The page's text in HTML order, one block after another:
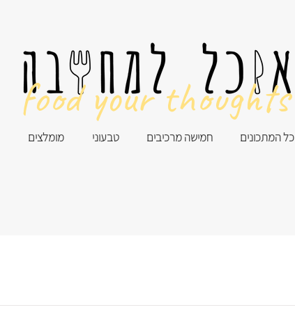
מומלצים טבעוני חמישה מרכיבים כל המתכונים
food your thoughts